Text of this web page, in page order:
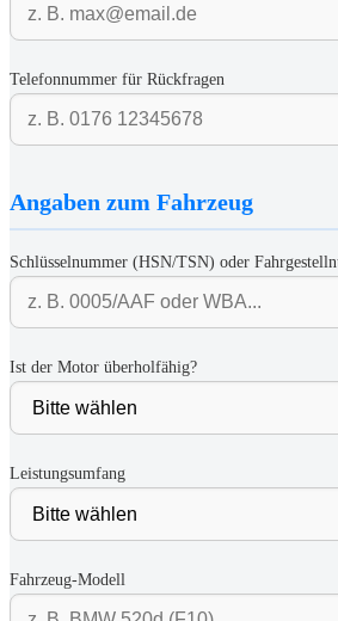
Telefonnummer für Rückfragen
Angaben zum Fahrzeug
Schlüsselnummer (HSN/TSN) oder
Ist der Motor überholfähig?
Leistungsumfang
Fahrzeug-Modell